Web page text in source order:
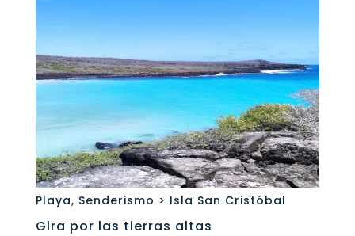
Playa, Senderismo > Isla San Cristóbal
Gira por las tierras altas